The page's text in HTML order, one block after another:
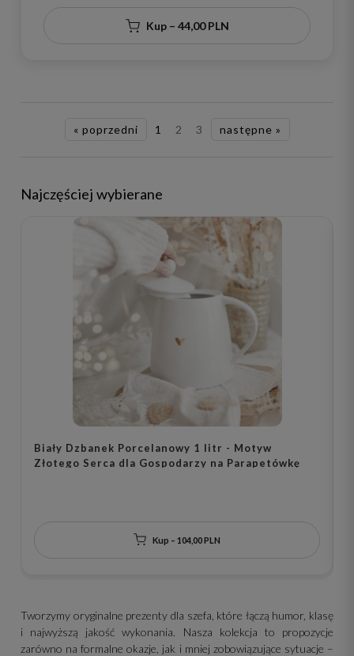
Kup – 44,00 PLN
« poprzedni 1 2 3 następne »
Najczęściej wybierane
Biały Dzbanek Porcelanowy 1 litr - Motyw
Złotego Serca dla Gospodarzy na Parapetówkę
Kup – 104,00 PLN
Tworzymy oryginalne prezenty dla szefa, które łączą humor, klasę
i najwyższą jakość wykonania. Nasza kolekcja to propozycje
zarówno na formalne okazje, jak i mniej zobowiązujące sytuacje –